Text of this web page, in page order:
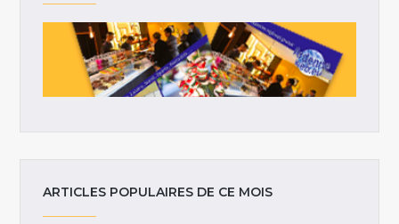
ARTICLES POPULAIRES DE CE MOIS